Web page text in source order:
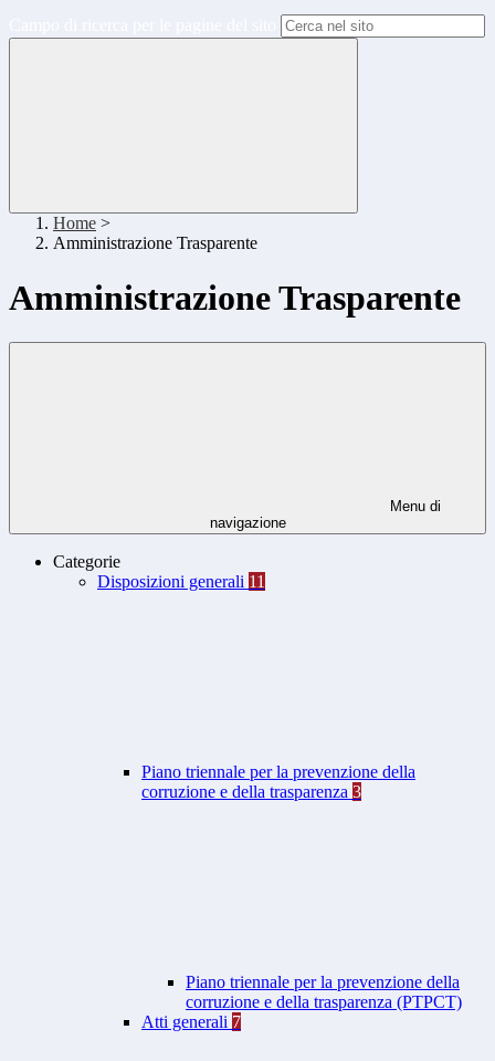
Home >
Amministrazione Trasparente
Amministrazione Trasparente
Menu di
navigazione
Categorie
Disposizioni generali 11
Piano triennale per la prevenzione della
corruzione e della trasparenza 3
Piano triennale per la prevenzione della
corruzione e della trasparenza (PTPCT)
Atti generali 7